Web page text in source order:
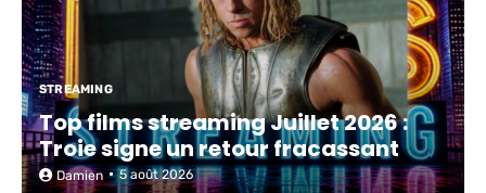
STREAMING
Top films streaming Juillet 2026 :
Troie signe un retour fracassant
Damien 5 août 2026